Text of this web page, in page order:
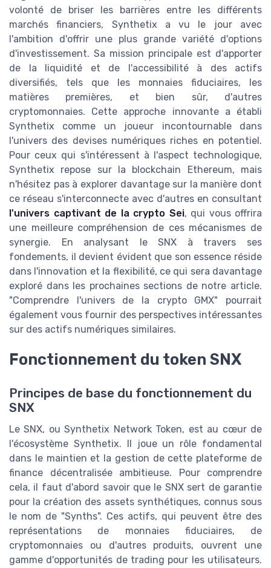
volonté de briser les barrières entre les différents
marchés financiers, Synthetix a vu le jour avec
l'ambition d'offrir une plus grande variété d'options
d'investissement. Sa mission principale est d'apporter
de la liquidité et de l'accessibilité à des actifs
diversifiés, tels que les monnaies fiduciaires, les
matières premières, et bien sûr, d'autres
cryptomonnaies. Cette approche innovante a établi
Synthetix comme un joueur incontournable dans
l'univers des devises numériques riches en potentiel.
Pour ceux qui s'intéressent à l'aspect technologique,
Synthetix repose sur la blockchain Ethereum, mais
n'hésitez pas à explorer davantage sur la manière dont
ce réseau s'interconnecte avec d'autres en consultant
l'univers captivant de la crypto Sei, qui vous offrira
une meilleure compréhension de ces mécanismes de
synergie. En analysant le SNX à travers ses
fondements, il devient évident que son essence réside
dans l'innovation et la flexibilité, ce qui sera davantage
exploré dans les prochaines sections de notre article.
"Comprendre l'univers de la crypto GMX" pourrait
également vous fournir des perspectives intéressantes
sur des actifs numériques similaires.
Fonctionnement du token SNX
Principes de base du fonctionnement du
SNX
Le SNX, ou Synthetix Network Token, est au cœur de
l'écosystème Synthetix. Il joue un rôle fondamental
dans le maintien et la gestion de cette plateforme de
finance décentralisée ambitieuse. Pour comprendre
cela, il faut d'abord savoir que le SNX sert de garantie
pour la création des assets synthétiques, connus sous
le nom de "Synths". Ces actifs, qui peuvent être des
représentations de monnaies fiduciaires, de
cryptomonnaies ou d'autres produits, ouvrent une
gamme d'opportunités de trading pour les utilisateurs.